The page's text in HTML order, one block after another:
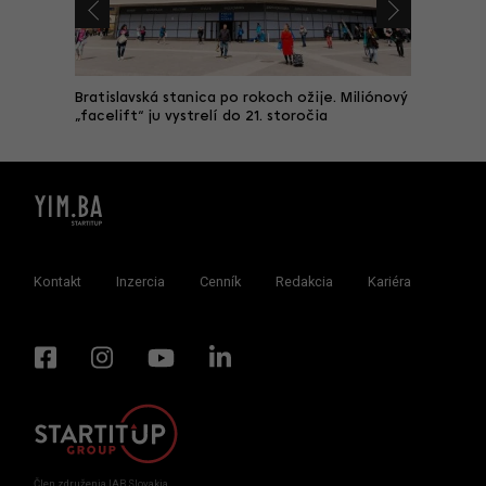
Bratislavská stanica po rokoch ožije. Miliónový
„facelift“ ju vystrelí do 21. storočia
Kontakt Inzercia Cenník Redakcia Kariéra
Člen združenia IAB Slovakia